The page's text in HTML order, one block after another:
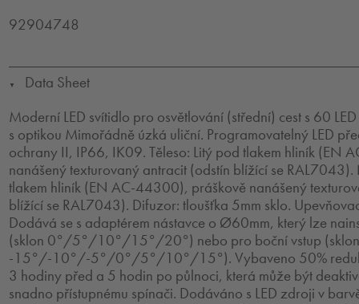
92904748
▼
Data Sheet
Moderní LED svítidlo pro osvětlování (střední) cest s 60
s optikou Mimořádně úzká uliční. Programovatelný LED
ochrany II, IP66, IK09. Těleso: Litý pod tlakem hliník (EN
nanášený texturovaný antracit (odstín blížící se RAL7043).
tlakem hliník (EN AC-44300), práškově nanášený
blížící se RAL7043). Difuzor: tloušťka 5mm sklo.
Dodává se s adaptérem nástavce o Ø60mm, který lze
(sklon 0°/5°/10°/15°/20°) nebo pro boční vstup
-15°/-10°/-5°/0°/5°/10°/15°). Vybaveno 50%
3 hodiny před a 5 hodin po půlnoci, která může být
snadno přístupnému spínači. Dodáváno s LED zdroji v